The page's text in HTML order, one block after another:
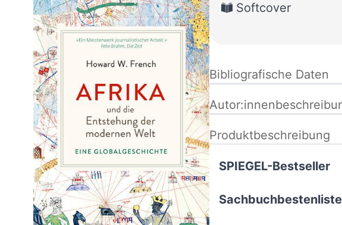
Softcover
Bibliografische Daten
Produktbeschreibung
SPIEGEL-Bestseller